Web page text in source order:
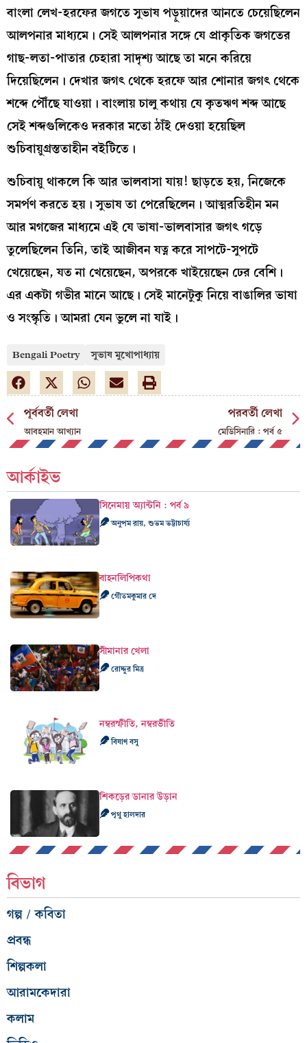
বাংলা লেখ-হরফের জগতে সুভাষ পড়ুয়াদের আনতে চেয়েছিলেন
আলপনার মাধ্যমে। সেই আলপনার সঙ্গে যে প্রাকৃতিক জগতের
গাছ-লতা-পাতার চেহারা সাদৃশ্য আছে তা মনে করিয়ে
দিয়েছিলেন। দেখার জগৎ থেকে হরফে আর শোনার জগৎ থেকে
শব্দে পৌঁছে যাওয়া। বাংলায় চালু কথায় যে কৃতঋণ শব্দ আছে
সেই শব্দগুলিকেও দরকার মতো ঠাঁই দেওয়া হয়েছিল
শুচিবায়ুগ্রস্ততাহীন বইটিতে।
শুচিবায়ু থাকলে কি আর ভালবাসা যায়! ছাড়তে হয়, নিজেকে
সমর্পণ করতে হয়। সুভাষ তা পেরেছিলেন। আত্মরতিহীন মন
আর মগজের মাধ্যমে এই যে ভাষা-ভালবাসার জগৎ গড়ে
তুলেছিলেন তিনি, তাই আজীবন যত্ন করে সাপটে-সুপটে
খেয়েছেন, যত না খেয়েছেন, অপরকে খাইয়েছেন ঢের বেশি।
এর একটা গভীর মানে আছে। সেই মানেটুকু নিয়ে বাঙালির ভাষা
ও সংস্কৃতি। আমরা যেন ভুলে না যাই।
Bengali Poetry সুভাষ মুখোপাধ্যায়
পূর্ববর্তী লেখা
আবহমান আখ্যান
পরবর্তী লেখা
মেডিসিনারি : পর্ব ৫
আর্কাইভ
সিনেমায় অ্যান্টনি : পর্ব ৯
অনুপম রায়, শুভম ভট্টাচার্য্য
বাহনলিপিকথা
গৌতমকুমার দে
সীমানার খেলা
রোদ্দুর মিত্র
নম্বরস্ফীতি, নম্বরভীতি
বিষাণ বসু
শিকড়ের ডানার উড়ান
পৃথু হালদার
বিভাগ
গল্প / কবিতা
প্রবন্ধ
শিল্পকলা
আরামকেদারা
কলাম